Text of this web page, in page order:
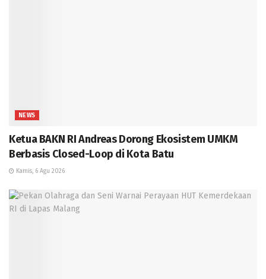
NEWS
Ketua BAKN RI Andreas Dorong Ekosistem UMKM
Berbasis Closed-Loop di Kota Batu
Kamis, 6 Agu 2026